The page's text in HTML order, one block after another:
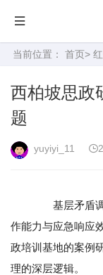
当前位置： 首页>
西柏坡思政
题
yuyiyi_11
基层矛盾调
作能力与应急响应
政培训基地的案例
理的深层逻辑。